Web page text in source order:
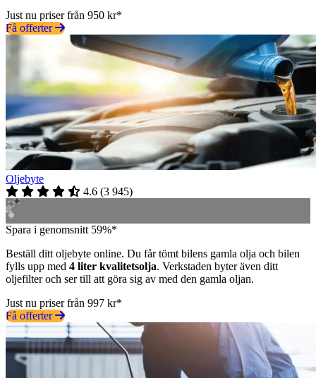
Just nu priser från 950 kr*
Få offerter
Oljebyte
4.6 (3 945)
Spara i genomsnitt 59%*
Beställ ditt oljebyte online. Du får tömt bilens gamla olja och bilen
fylls upp med 4 liter kvalitetsolja. Verkstaden byter även ditt
oljefilter och ser till att göra sig av med den gamla oljan.
Just nu priser från 997 kr*
Få offerter